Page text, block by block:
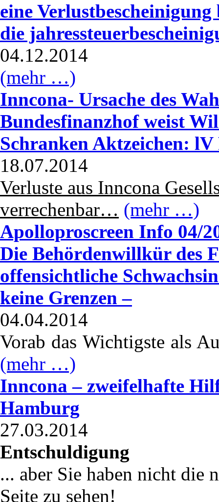
eine
die
04.12.2014
(mehr …)
Inncona- Ursache des
Bundesfinanzhof weist
Schranken Aktzeichen: lV
18.07.2014
Verluste aus Inncona
verrechenbar… (mehr …)
Apolloproscreen Info 04/
Die Behördenwillkür des
offensichtliche
keine Grenzen –
04.04.2014
Vorab das Wichtigste als
(mehr …)
Inncona – zweifelhafte
Hamburg
27.03.2014
Entschuldigung
... aber Sie haben nicht die
Seite zu sehen!